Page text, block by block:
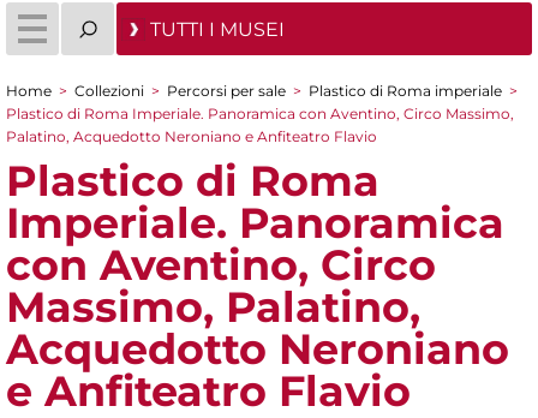
TUTTI I MUSEI
Tu sei qui
Home > Collezioni > Percorsi per sale > Plastico di Roma imperiale >
Plastico di Roma Imperiale. Panoramica con Aventino, Circo Massimo,
Palatino, Acquedotto Neroniano e Anfiteatro Flavio
Plastico di Roma
Imperiale. Panoramica
con Aventino, Circo
Massimo, Palatino,
Acquedotto Neroniano
e Anfiteatro Flavio